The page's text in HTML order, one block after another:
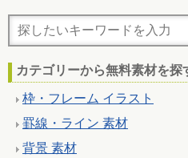
カテゴリーから無料素材を探
枠・フレーム イラスト
罫線・ライン 素材
背景 素材